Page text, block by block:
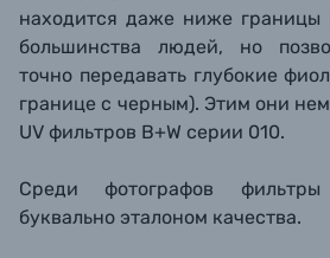
находится даже ниже границы
большинства людей, но
точно передавать глубокие
границе с черным). Этим они
UV фильтров B+W серии 010.
Среди фотографов
буквально эталоном качества.